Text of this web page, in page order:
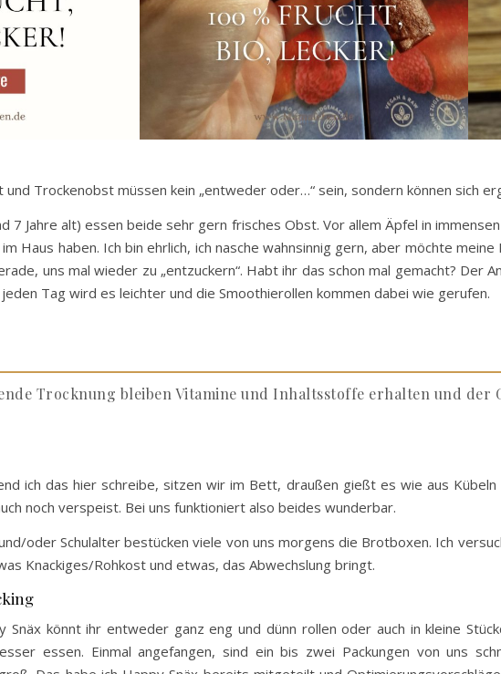
und Trockenobst müssen kein „entweder oder…“ sein, sondern können sich
7 Jahre alt) essen beide sehr gern frisches Obst. Vor allem Äpfel in
Haus haben. Ich bin ehrlich, ich nasche wahnsinnig gern, aber möchte meine
uns mal wieder zu „entzuckern“. Habt ihr das schon mal gemacht?
Tag wird es leichter und die Smoothierollen kommen dabei wie gerufen.
Trocknung bleiben Vitamine und Inhaltsstoffe erhalten und der
ich das hier schreibe, sitzen wir im Bett, draußen gießt es wie aus
noch verspeist. Bei uns funktioniert also beides wunderbar.
oder Schulalter bestücken viele von uns morgens die Brotboxen. Ich
Knackiges/Rohkost und etwas, das Abwechslung bringt.
Snäx könnt ihr entweder ganz eng und dünn rollen oder auch in kleine
essen. Einmal angefangen, sind ein bis zwei Packungen von uns